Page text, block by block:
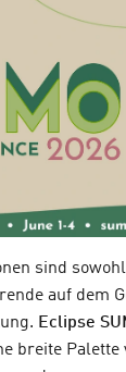
sind
auf dem
Eclipse
breite